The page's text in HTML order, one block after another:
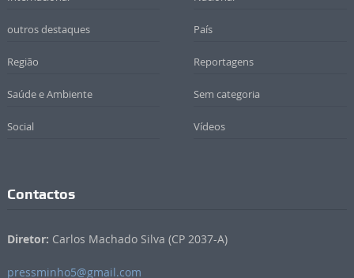
outros destaques País
Região Reportagens
Saúde e Ambiente Sem categoria
Social Vídeos
Contactos
Diretor: Carlos Machado Silva (CP 2037-A)
pressminho5@gmail.com